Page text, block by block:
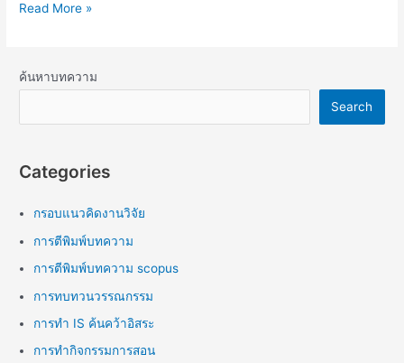
Read More »
ค้นหาบทความ
Search
Categories
กรอบแนวคิดงานวิจัย
การตีพิมพ์บทความ
การตีพิมพ์บทความ scopus
การทบทวนวรรณกรรม
การทำ IS ค้นคว้าอิสระ
การทำกิจกรรมการสอน